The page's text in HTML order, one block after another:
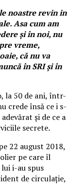
noastre revin in
Asa cum am
și în noi, nu
vreme,
că nu va
în SRI și în
la 50 de ani, într-
crede însă ce i s-
și de ce a
secrete.
22 august 2018,
pe care îl
i-au spus
de circulaţie,